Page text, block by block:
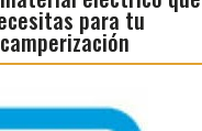
para tu
camperización